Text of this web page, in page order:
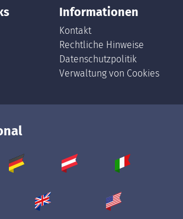
Informationen
Kontakt
Rechtliche Hinweise
Datenschutzpolitik
Verwaltung von Cookies